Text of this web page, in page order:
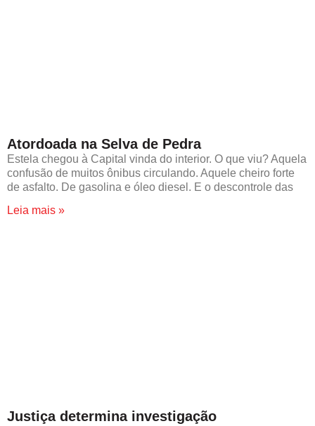
Atordoada na Selva de Pedra
Estela chegou à Capital vinda do interior. O que viu? Aquela
confusão de muitos ônibus circulando. Aquele cheiro forte
de asfalto. De gasolina e óleo diesel. E o descontrole das
Leia mais »
Justiça determina investigação